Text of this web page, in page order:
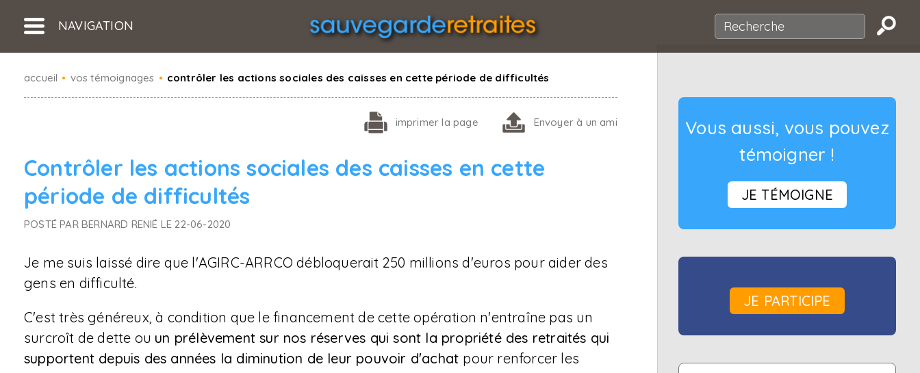
NAVIGATION
accueil • vos témoignages • contrôler les actions sociales des caisses en cette période de difficultés
imprimer la page Envoyer à un ami
Contrôler les actions sociales des caisses en cette
période de difficultés
POSTÉ PAR BERNARD RENIÉ LE 22-06-2020
Je me suis laissé dire que l'AGIRC-ARRCO débloquerait 250 millions d'euros pour aider des
gens en difficulté.
C'est très généreux, à condition que le financement de cette opération n'entraîne pas un
surcroît de dette ou un prélèvement sur nos réserves qui sont la propriété des retraités qui
supportent depuis des années la diminution de leur pouvoir d'achat pour renforcer les
Vous aussi, vous pouvez
témoigner !
JE TÉMOIGNE
JE PARTICIPE